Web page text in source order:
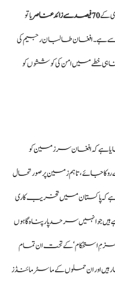
کے70 فیصد سے زائد عناصر
یا تو
سے ہے۔ افغان طالبان رجیم کی
خطے میں امن کی کوششوں کو
ہے کہ افغان سرزمین کو
جائے، تاہم زمین پر صورتحال
ہے کہ پاکستان میں تخریب کاری
ہیں جو انہیں سرحد پار پناہ گاہوں
استحکام‘ کے تحت ان تمام
اور ان حملوں کے ماسٹر مائنڈز